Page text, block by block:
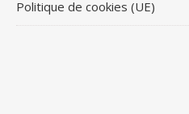
Politique de cookies (UE)